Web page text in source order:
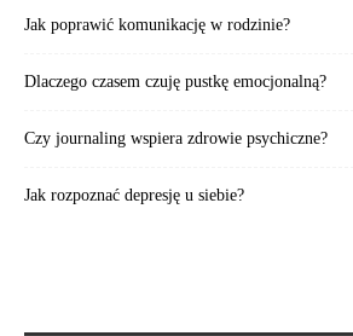
Jak poprawić komunikację w rodzinie?
Dlaczego czasem czuję pustkę emocjonalną?
Czy journaling wspiera zdrowie psychiczne?
Jak rozpoznać depresję u siebie?